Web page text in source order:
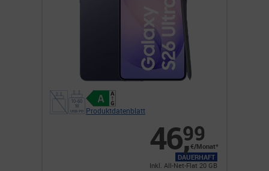
Produktdatenblatt
46,
99
€/Monat*
DAUERHAFT
Inkl. All-Net-Flat 20 GB